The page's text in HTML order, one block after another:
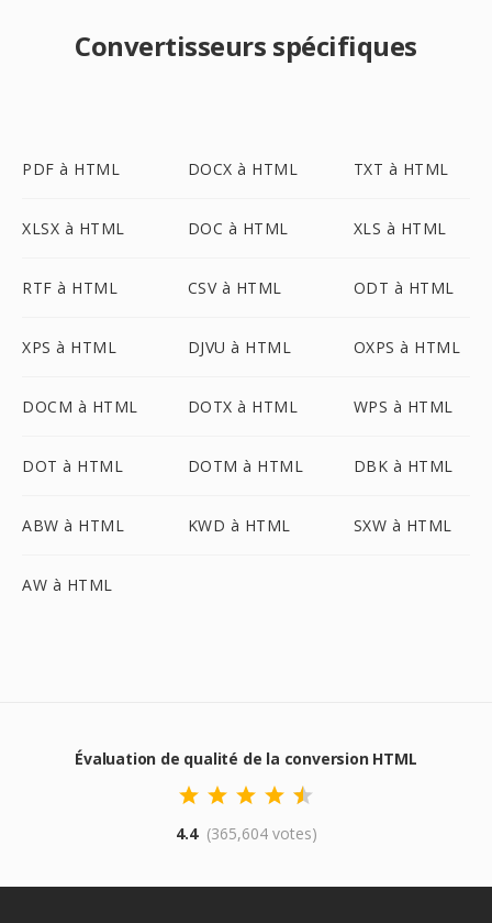
Convertisseurs spécifiques
PDF à HTML DOCX à HTML TXT à HTML
XLSX à HTML DOC à HTML XLS à HTML
RTF à HTML CSV à HTML ODT à HTML
XPS à HTML DJVU à HTML OXPS à HTML
DOCM à HTML DOTX à HTML WPS à HTML
DOT à HTML DOTM à HTML DBK à HTML
ABW à HTML KWD à HTML SXW à HTML
AW à HTML
Évaluation de qualité de la conversion HTML
4.4 (365,604 votes)